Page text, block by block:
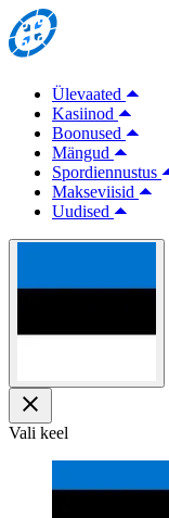
Ülevaated
Kasiinod
Boonused
Mängud
Spordiennustus
Makseviisid
Uudised
Vali keel